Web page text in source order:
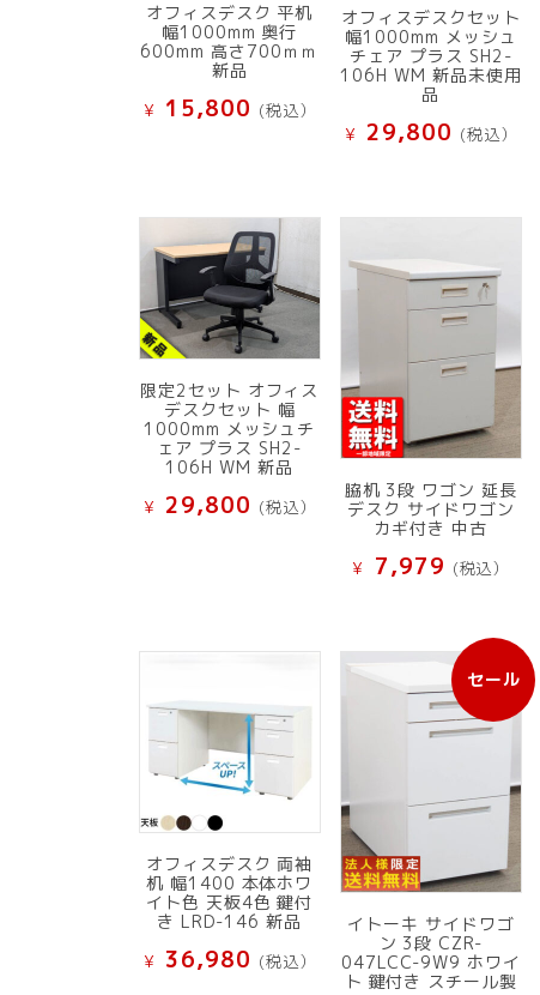
オフィスデスク 平机
幅1000mm 奥行
600mm 高さ700ｍｍ
新品
¥ 15,800 (税込）
オフィスデスクセット
幅1000mm メッシュ
チェア プラス SH2-
106H WM 新品未使用
品
¥ 29,800 (税込）
限定2セット オフィス
デスクセット 幅
1000mm メッシュチ
ェア プラス SH2-
106H WM 新品
¥ 29,800 (税込）
脇机 3段 ワゴン 延長
デスク サイドワゴン
カギ付き 中古
¥ 7,979 (税込）
オフィスデスク 両袖
机 幅1400 本体ホワ
イト色 天板4色 鍵付
き LRD-146 新品
¥ 36,980 (税込）
セール
販
売
中
品
イトーキ サイドワゴ
ン 3段 CZR-
047LCC-9W9 ホワイ
ト 鍵付き スチール製